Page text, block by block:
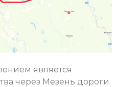
является
через Мезень дороги